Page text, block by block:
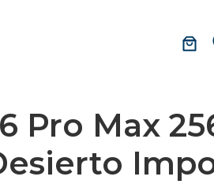
Pro Max